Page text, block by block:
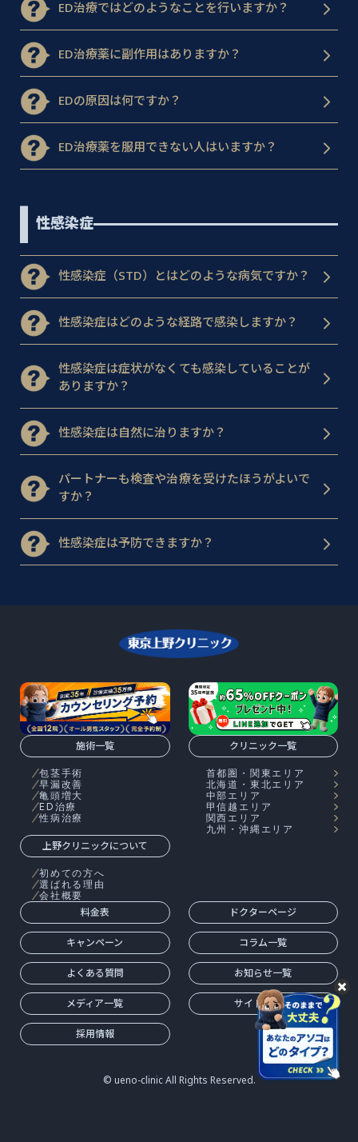
ED治療ではどのようなことを行いますか？
ED治療薬に副作用はありますか？
EDの原因は何ですか？
ED治療薬を服用できない人はいますか？
性感染症
性感染症（STD）とはどのような病気ですか？
性感染症はどのような経路で感染しますか？
性感染症は症状がなくても感染していることが
ありますか？
性感染症は自然に治りますか？
パートナーも検査や治療を受けたほうがよいで
すか？
性感染症は予防できますか？
施術一覧
包茎手術
早漏改善
亀頭増大
ED治療
性病治療
クリニック一覧
首都圏・関東エリア
北海道・東北エリア
中部エリア
甲信越エリア
関西エリア
九州・沖縄エリア
上野クリニックについて
初めての方へ
選ばれる理由
会社概要
料金表 ドクターページ
キャンペーン コラム一覧
よくある質問 お知らせ一覧
メディア一覧 サイトマップ
採用情報
© ueno-clinic All Rights Reserved.